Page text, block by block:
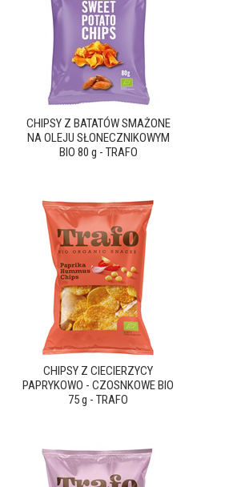
CHIPSY Z BATATÓW SMAŻONE
NA OLEJU SŁONECZNIKOWYM
BIO 80 g - TRAFO
CHIPSY Z CIECIERZYCY
PAPRYKOWO - CZOSNKOWE BIO
75 g - TRAFO